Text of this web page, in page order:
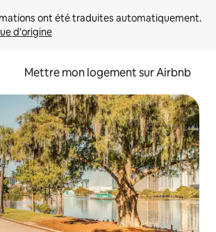
d'origine
Mettre mon logement sur Airbnb